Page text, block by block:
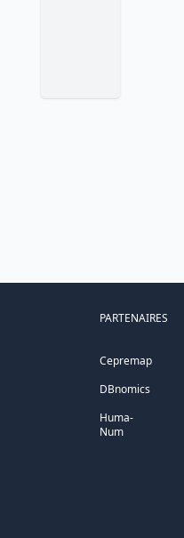
PARTENAIRES
Cepremap
DBnomics
Huma-
Num